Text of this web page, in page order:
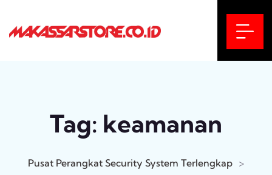
Tag: keamanan
Pusat Perangkat Security System Terlengkap >